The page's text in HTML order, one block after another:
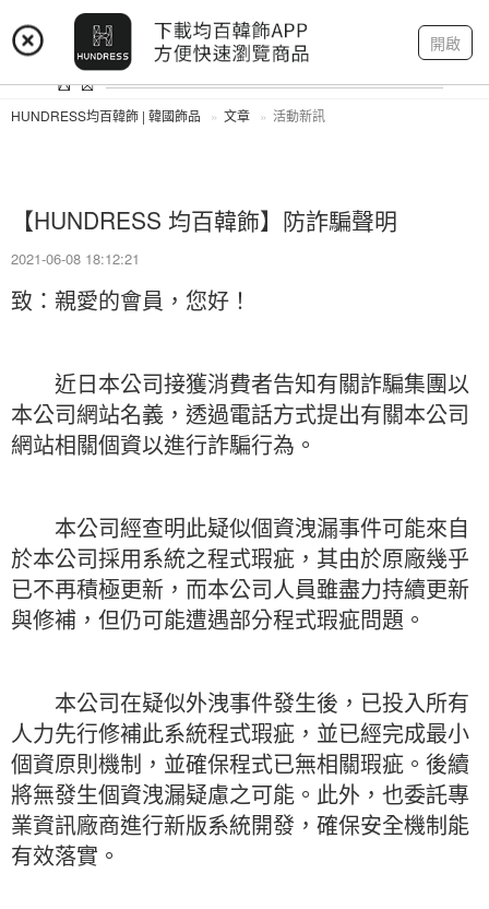
開啟
登入 註冊 我的帳戶
HUNDRESS均百韓飾 | 韓國飾品 文章 活動新訊
【HUNDRESS 均百韓飾】防詐騙聲明
2021-06-08 18:12:21
致：親愛的會員，您好！
近日本公司接獲消費者告知有關詐騙集團以
本公司網站名義，透過電話方式提出有關本公司
網站相關個資以進行詐騙行為。
本公司經查明此疑似個資洩漏事件可能來自
於本公司採用系統之程式瑕疵，其由於原廠幾乎
已不再積極更新，而本公司人員雖盡力持續更新
與修補，但仍可能遭遇部分程式瑕疵問題。
本公司在疑似外洩事件發生後，已投入所有
人力先行修補此系統程式瑕疵，並已經完成最小
個資原則機制，並確保程式已無相關瑕疵。後續
將無發生個資洩漏疑慮之可能。此外，也委託專
業資訊廠商進行新版系統開發，確保安全機制能
有效落實。